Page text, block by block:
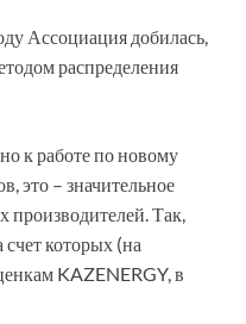
Ассоциация добилась,
распределения
к работе по новому
это – значительное
производителей. Так,
которых (на
KAZENERGY, в